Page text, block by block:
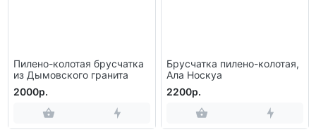
Прочность при изгибе: 20–25 МПа
Водопоглощение: 0,10–0,20 %
Морозостойкость: более 300 циклов
ГОСТ 30108–94
Пилено-колотая брусчатка
из Дымовского гранита
2000р.
Брусчатка пилено-колотая,
Ала Носкуа
2200р.